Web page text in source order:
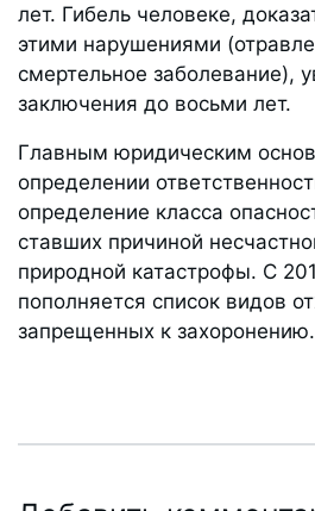
лет. Гибель человеке,
этими нарушениями
смертельное заболевание),
заключения до восьми лет.
Главным юридическим
определении
определение класса
ставших причиной
природной катастрофы. С
пополняется список видов
запрещенных к захоронению.